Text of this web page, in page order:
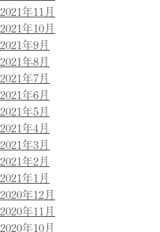
2021年11月
2021年10月
2021年9月
2021年8月
2021年7月
2021年6月
2021年5月
2021年4月
2021年3月
2021年2月
2021年1月
2020年12月
2020年11月
2020年10月